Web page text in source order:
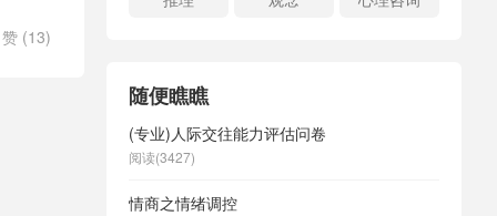
赞 (13)
随便瞧瞧
(专业)人际交往能力评估问卷
阅读(3427)
情商之情绪调控